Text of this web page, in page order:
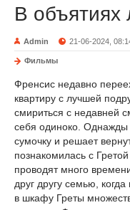
В объятиях
Admin 21-06-2024,
Фильмы
Френсис недавно
квартиру с лучшей
смириться с недавней
себя одиноко. Однажды
сумочку и решает
познакомилась с
проводят много
друг другу семью,
в шкафу Греты